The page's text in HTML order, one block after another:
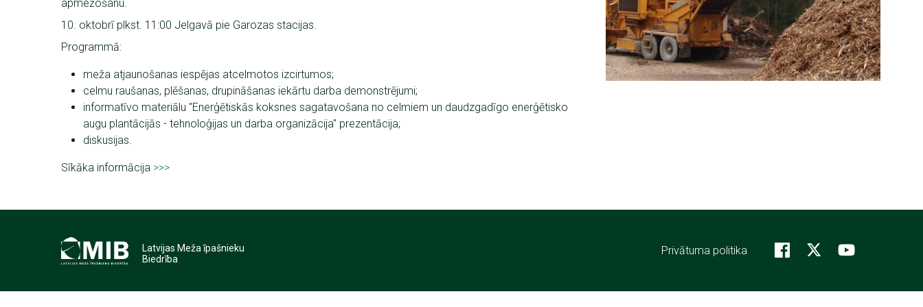
apmežošanu.
10. oktobrī plkst. 11:00 Jelgavā pie Garozas stacijas.
Programmā:
meža atjaunošanas iespējas atcelmotos izcirtumos;
celmu raušanas, plēšanas, drupināšanas iekārtu darba demonstrējumi;
informatīvo materiālu "Enerģētiskās koksnes sagatavošana no celmiem un daudzgadīgo enerģētisko
augu plantācijās - tehnoloģijas un darba organizācija" prezentācija;
diskusijas.
Sīkāka informācija >>>
Latvijas Meža īpašnieku
Biedrība
Footer
Privātuma politika